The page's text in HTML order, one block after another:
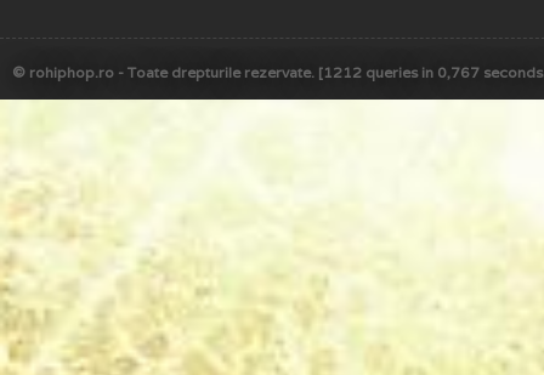
© rohiphop.ro - Toate drepturile rezervate. [1212 queries in 0,767